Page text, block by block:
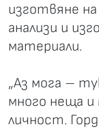
изготвяне
анализи и
материали.
„Аз мога –
много неща
личност.